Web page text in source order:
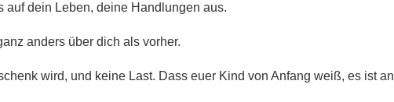
auf dein Leben, deine Handlungen aus.
anders über dich als vorher.
wird, und keine Last. Dass euer Kind von Anfang weiß, es ist